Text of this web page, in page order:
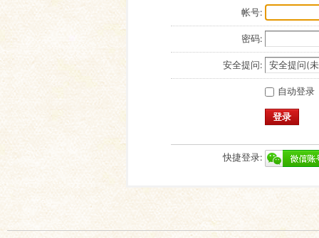
帐号:
密码:
安全提问:
自动登录
登录
快捷登录: